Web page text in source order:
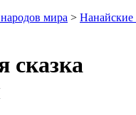
мира >
сказка